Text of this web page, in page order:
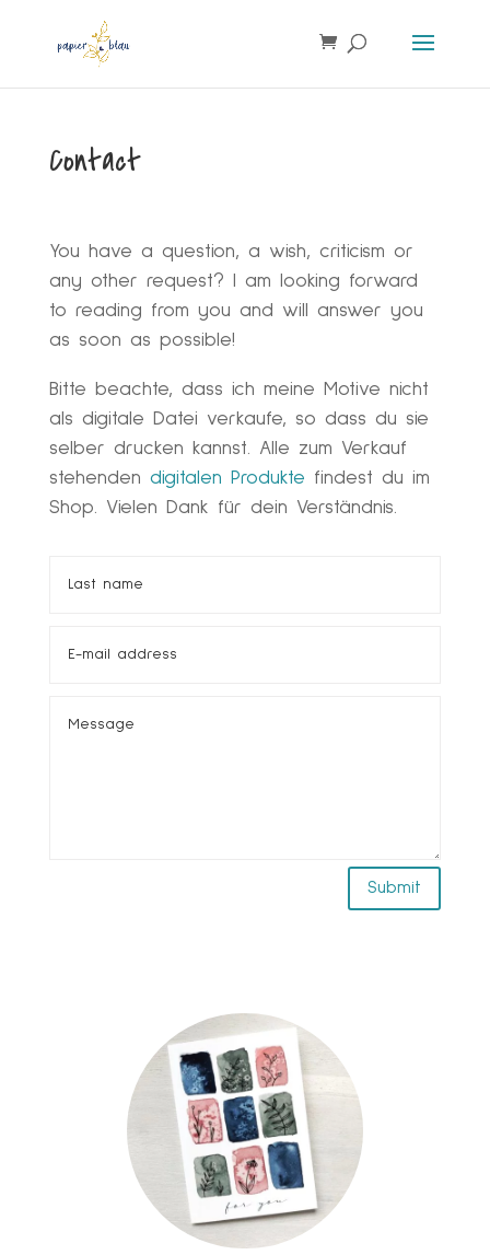
Contact
You have a question, a wish, criticism or
any other request? I am looking forward
to reading from you and will answer you
as soon as possible!
Bitte beachte, dass ich meine Motive nicht
als digitale Datei verkaufe, so dass du sie
selber drucken kannst. Alle zum Verkauf
stehenden digitalen Produkte findest du im
Shop. Vielen Dank für dein Verständnis.
Submit